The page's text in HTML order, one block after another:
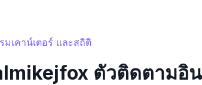
เคาน์เตอร์ และสถิติ
ตัวติดตามอิ